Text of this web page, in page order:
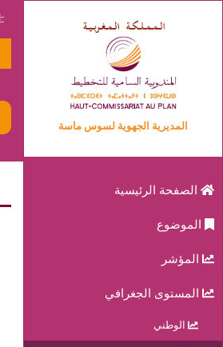
المديرية الجهوية لسوس ماسة
الصفحة الرئيسية
الموضوع
المؤشر
المستوى الجغرافي
الوطني